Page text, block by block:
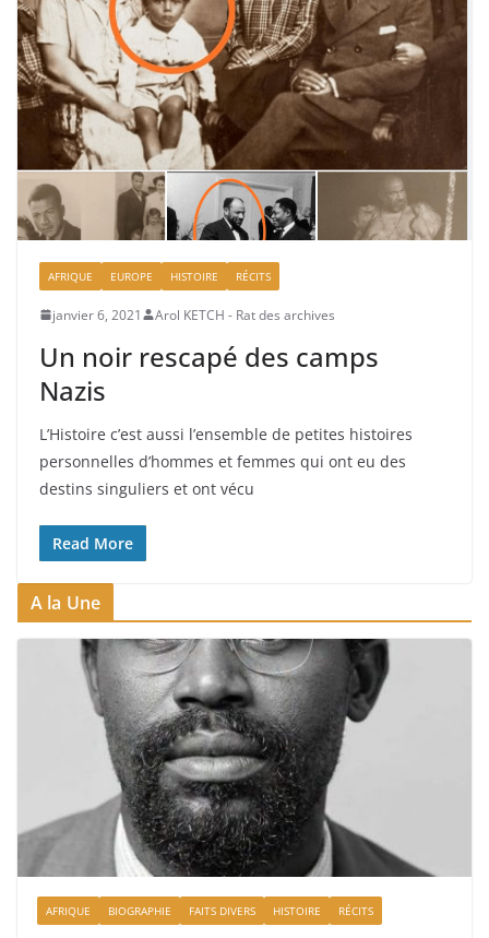
AFRIQUE EUROPE HISTOIRE RÉCITS
janvier 6, 2021 Arol KETCH - Rat des archives
Un noir rescapé des camps
Nazis
L’Histoire c’est aussi l’ensemble de petites histoires
personnelles d’hommes et femmes qui ont eu des
destins singuliers et ont vécu
Read More
A la Une
AFRIQUE BIOGRAPHIE FAITS DIVERS HISTOIRE RÉCITS